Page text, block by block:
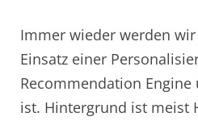
Immer wieder werden
Einsatz einer
Recommendation
ist. Hintergrund ist meist